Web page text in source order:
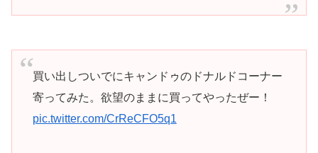
買い出しついでにキャンドゥのドナルドコーナー
寄ってみた。欲望のままに買ってやったぜー！
pic.twitter.com/CrReCFO5q1